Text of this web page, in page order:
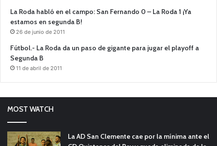
La Roda habló en el campo: San Fernando 0 – La Roda 1 ¡Ya
estamos en segunda B!
26 de junio de 2011
Fútbol.- La Roda da un paso de gigante para jugar el playoff a
Segunda B
11 de abril de 2011
MOST WATCH
La AD San Clemente cae por la mínima ante el